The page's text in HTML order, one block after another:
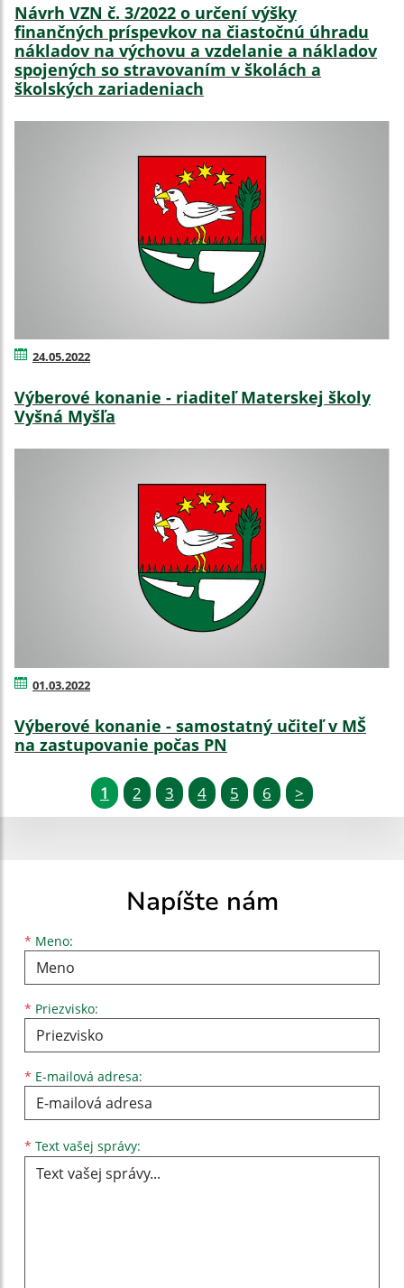
Návrh VZN č. 3/2022 o určení výšky
finančných príspevkov na čiastočnú úhradu
nákladov na výchovu a vzdelanie a nákladov
spojených so stravovaním v školách a
školských zariadeniach
24.05.2022
Výberové konanie - riaditeľ Materskej školy
Vyšná Myšľa
01.03.2022
Výberové konanie - samostatný učiteľ v MŠ
na zastupovanie počas PN
1 2 3 4 5 6 >
Napíšte nám
* Meno:
Meno
* Priezvisko:
Priezvisko
* E-mailová adresa:
E-mailová adresa
* Text vašej správy: